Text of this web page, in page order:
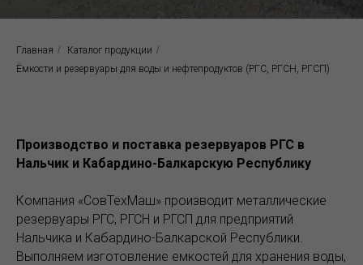
Главная / Каталог продукции /
Ёмкости и резервуары для воды и нефтепродуктов (РГС, РГСН, РГСП)
Производство и поставка резервуаров РГС в
Нальчик и Кабардино-Балкарскую Республику
Компания «СовТехМаш» производит металлические
резервуары РГС, РГСН и РГСП для предприятий
Нальчика и Кабардино-Балкарской Республики.
Выполняем изготовление емкостей для хранения воды,